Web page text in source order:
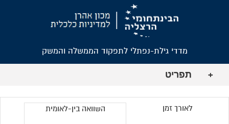
מדדי גילת-נפתלי לתפקוד הממשלה והמשק
+ תפריט
לאורך זמן השוואה בין-לאומית